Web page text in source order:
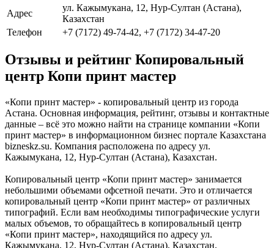
Адрес
ул. Кажымукана, 12, Нур-Султан (Астана),
Казахстан
Телефон
+7 (7172) 49-74-42, +7 (7172) 34-47-20
Отзывы и рейтинг Копировальный
центр Копи принт мастер
«Копи принт мастер» - копировальный центр из города
Астана. Основная информация, рейтинг, отзывы и контактные
данные – всё это можно найти на странице компании «Копи
принт мастер» в информационном бизнес портале Казахстана
bizneskz.su. Компания расположена по адресу ул.
Кажымукана, 12, Нур-Султан (Астана), Казахстан.
Копировальный центр «Копи принт мастер» занимается
небольшими объемами офсетной печати. Это и отличается
копировальный центр «Копи принт мастер» от различных
типографий. Если вам необходимы типографические услуги
малых объемов, то обращайтесь в копировальный центр
«Копи принт мастер», находящийся по адресу ул.
Кажымукана, 12, Нур-Султан (Астана), Казахстан.